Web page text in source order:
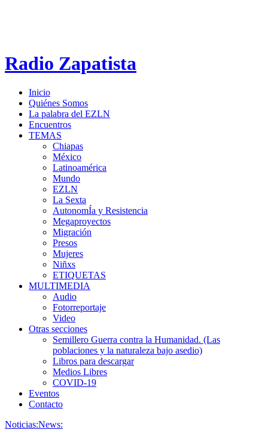
Radio Zapatista
Inicio
Quiénes Somos
La palabra del EZLN
Encuentros
TEMAS
Chiapas
México
Latinoamérica
Mundo
EZLN
La Sexta
AutonomÍa y Resistencia
Megaproyectos
Migración
Presos
Mujeres
Niñxs
ETIQUETAS
MULTIMEDIA
Audio
Fotorreportaje
Video
Otras secciones
Semillero Guerra contra la Humanidad. (Las
poblaciones y la naturaleza bajo asedio)
Libros para descargar
Medios Libres
COVID-19
Eventos
Contacto
Noticias:News: